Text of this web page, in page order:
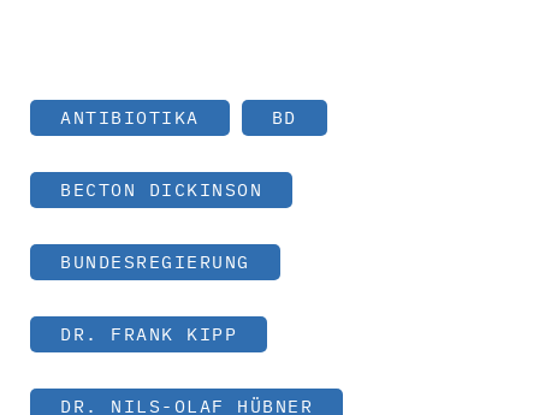
ANTIBIOTIKA BD
BECTON DICKINSON
BUNDESREGIERUNG
DR. FRANK KIPP
DR. NILS-OLAF HÜBNER